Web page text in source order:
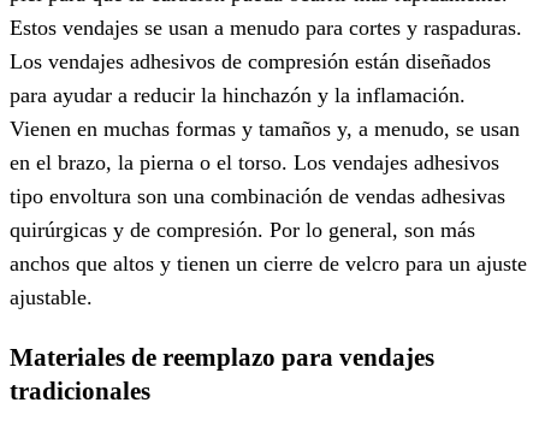
Estos vendajes se usan a menudo para cortes y raspaduras.
Los vendajes adhesivos de compresión están diseñados
para ayudar a reducir la hinchazón y la inflamación.
Vienen en muchas formas y tamaños y, a menudo, se usan
en el brazo, la pierna o el torso. Los vendajes adhesivos
tipo envoltura son una combinación de vendas adhesivas
quirúrgicas y de compresión. Por lo general, son más
anchos que altos y tienen un cierre de velcro para un ajuste
ajustable.
Materiales de reemplazo para vendajes
tradicionales